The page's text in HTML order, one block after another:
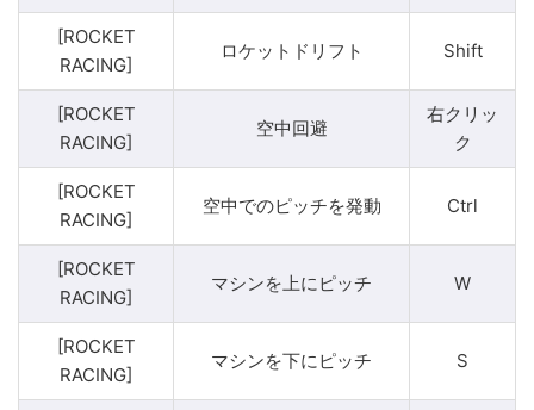
[ROCKET
RACING]
ロケットドリフト Shift
[ROCKET
RACING]
空中回避
右クリッ
ク
[ROCKET
RACING]
空中でのピッチを発動 Ctrl
[ROCKET
RACING]
マシンを上にピッチ W
[ROCKET
RACING]
マシンを下にピッチ S